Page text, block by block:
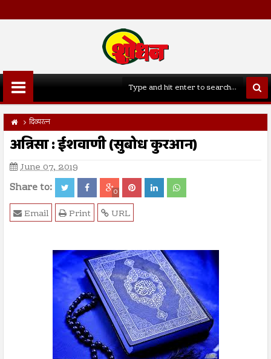
दिव्यरत्न
अन्निसा : ईशवाणी (सुबोध कुरआन)
June 07, 2019
Share to: 0
URL
Print
Email